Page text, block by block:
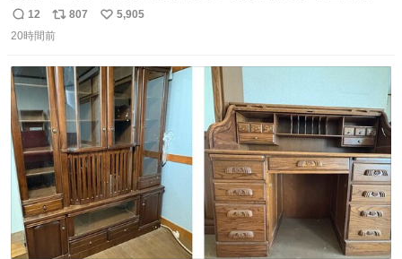
ちゃ行けないのはスペィン村ホテル🏛🏨 だってロビーから
中庭抜けるだけでこの有様🤩 ディズニーホテル泊まってる
ニャは益々素晴らしい場所になってる
返
信
12
リ
ポ
ト
数
807
い
数
5,905
20時間前